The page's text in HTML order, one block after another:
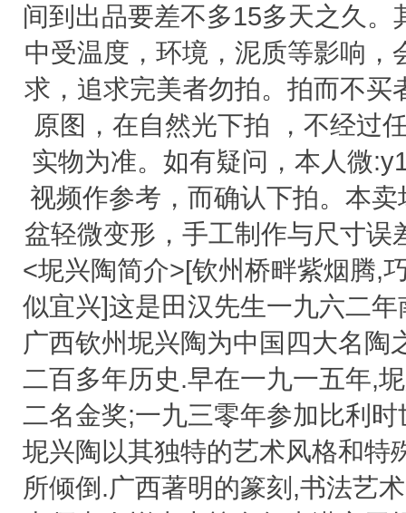
间到出品要差不多15多天之久
中受温度，环境，泥质等影响
求，追求完美者勿拍。拍而不
原图，在自然光下拍 ，不经过
实物为准。如有疑问，本人微
视频作参考，而确认下拍。本
盆轻微变形，手工制作与尺寸
<坭兴陶简介>[钦州桥畔紫烟腾,
似宜兴]这是田汉先生一九六二
广西钦州坭兴陶为中国四大名
二百多年历史.早在一九一五年,
二名金奖;一九三零年参加比利
坭兴陶以其独特的艺术风格和特
所倾倒.广西著明的篆刻,书法艺